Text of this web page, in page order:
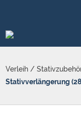
Verleih /
Stativverlängerung